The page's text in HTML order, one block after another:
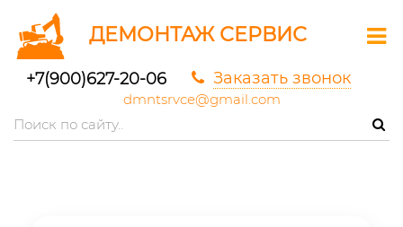
ДЕМОНТАЖ СЕРВИС
+7(900)627-20-06
dmntsrvce@gmail.com
Заказать звонок